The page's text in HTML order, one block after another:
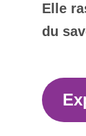
Elle
du